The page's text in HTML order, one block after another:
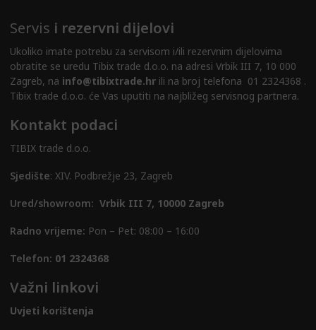
Servis i rezervni dijelovi
Ukoliko imate potrebu za servisom i/ili rezervnim dijelovima
obratite se uredu Tibix trade d.o.o. na adresi Vrbik III 7, 10 000
Zagreb, na info@tibixtrade.hrili na broj telefona 01 2324368 .
Tibix trade d.o.o. će Vas uputiti na najbližeg servisnog partnera.
Kontakt podaci
TIBIX trade d.o.o.
Sjedište: XIV. Podbrežje 23, Zagreb
Ured/showroom: Vrbik III 7, 10000 Zagreb
Radno vrijeme: Pon – Pet: 08:00 – 16:00
Telefon: 01 2324368
Važni linkovi
Uvjeti korištenja